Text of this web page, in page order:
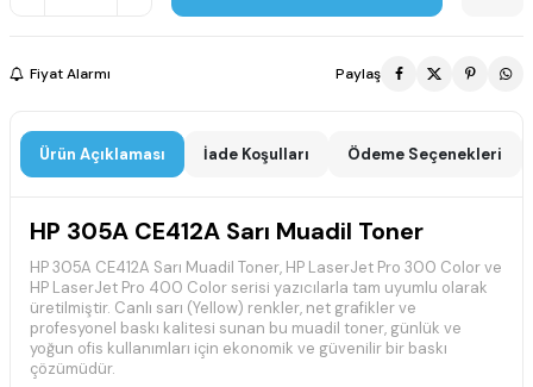
Fiyat Alarmı Paylaş
Ürün Açıklaması İade Koşulları Ödeme Seçenekleri
HP 305A CE412A Sarı Muadil Toner
HP 305A CE412A Sarı Muadil Toner, HP LaserJet Pro 300 Color ve
HP LaserJet Pro 400 Color serisi yazıcılarla tam uyumlu olarak
üretilmiştir. Canlı sarı (Yellow) renkler, net grafikler ve
profesyonel baskı kalitesi sunan bu muadil toner, günlük ve
yoğun ofis kullanımları için ekonomik ve güvenilir bir baskı
çözümüdür.